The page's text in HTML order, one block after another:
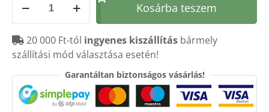
Mánia:
berkenyével
400g
Kosárba teszem
20 000 Ft-tól ingyenes kiszállítás bármely
szállítási mód választása esetén!
Garantáltan biztonságos vásárlás!